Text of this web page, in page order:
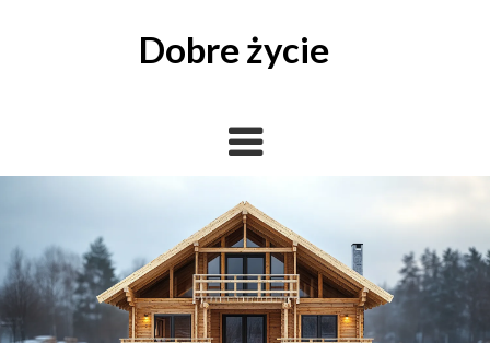
Dobre życie